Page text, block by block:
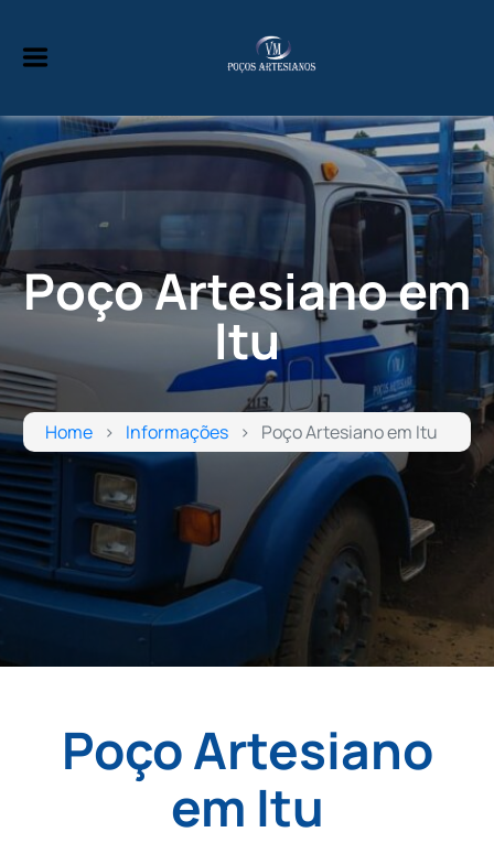
Poço Artesiano em
Itu
Home Informações Poço Artesiano em Itu
Poço Artesiano
em Itu